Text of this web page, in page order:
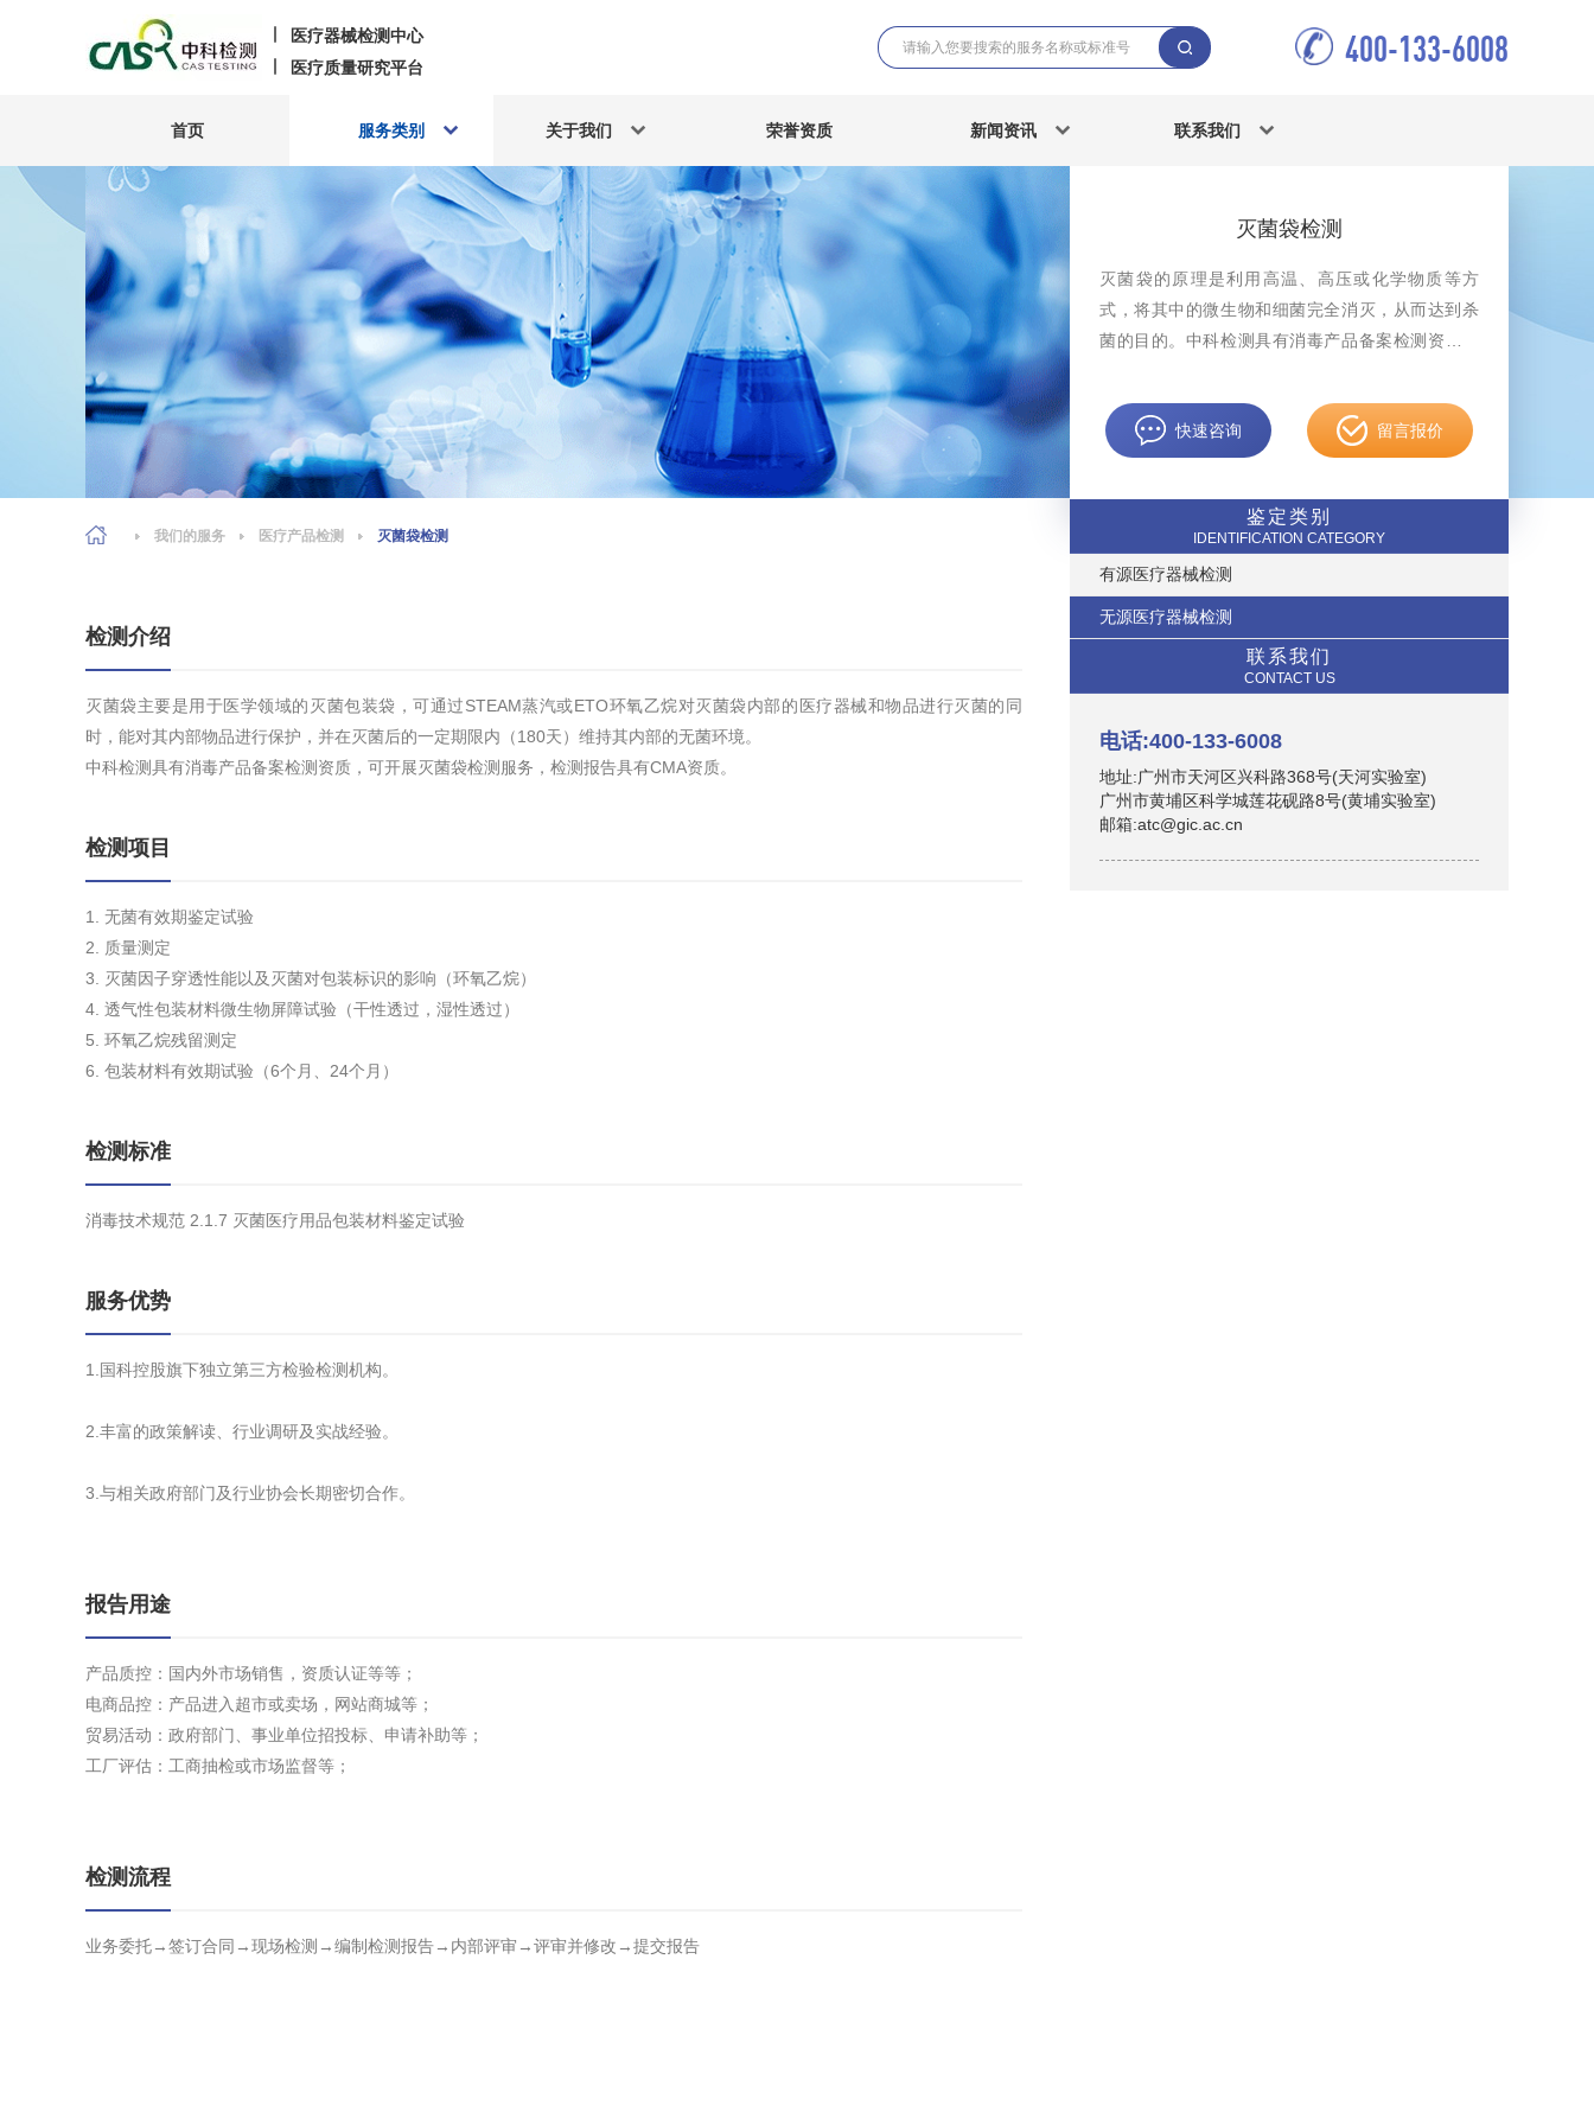
医疗器械检测中心
医疗质量研究平台
400-133-6008
首页 服务类别 关于我们 荣誉资质 新闻资讯 联系我们
灭菌袋检测
灭菌袋的原理是利用高温、高压或化学物质等方
式，将其中的微生物和细菌完全消灭，从而达到杀
菌的目的。中科检测具有消毒产品备案检测资质，
快速咨询 留言报价
鉴定类别
IDENTIFICATION CATEGORY
有源医疗器械检测
无源医疗器械检测
联系我们
CONTACT US
电话:400-133-6008
地址:广州市天河区兴科路368号(天河实验室)
广州市黄埔区科学城莲花砚路8号(黄埔实验室)
邮箱:atc@gic.ac.cn
我们的服务 医疗产品检测 灭菌袋检测
检测介绍
灭菌袋主要是用于医学领域的灭菌包装袋，可通过STEAM蒸汽或ETO环氧乙烷对灭菌袋内部的医疗器械和物品进行灭菌的同
时，能对其内部物品进行保护，并在灭菌后的一定期限内（180天）维持其内部的无菌环境。
中科检测具有消毒产品备案检测资质，可开展灭菌袋检测服务，检测报告具有CMA资质。
检测项目
1. 无菌有效期鉴定试验
2. 质量测定
3. 灭菌因子穿透性能以及灭菌对包装标识的影响（环氧乙烷）
4. 透气性包装材料微生物屏障试验（干性透过，湿性透过）
5. 环氧乙烷残留测定
6. 包装材料有效期试验（6个月、24个月）
检测标准
消毒技术规范 2.1.7 灭菌医疗用品包装材料鉴定试验
服务优势
1.国科控股旗下独立第三方检验检测机构。
2.丰富的政策解读、行业调研及实战经验。
3.与相关政府部门及行业协会长期密切合作。
报告用途
产品质控：国内外市场销售，资质认证等等；
电商品控：产品进入超市或卖场，网站商城等；
贸易活动：政府部门、事业单位招投标、申请补助等；
工厂评估：工商抽检或市场监督等；
检测流程
业务委托→签订合同→现场检测→编制检测报告→内部评审→评审并修改→提交报告